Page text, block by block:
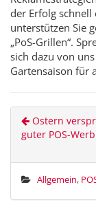
der Erfolg
unterstützen Sie
„PoS-Grillen“.
sich dazu von
Gartensaison für
Ostern
guter POS-
Allgemein,